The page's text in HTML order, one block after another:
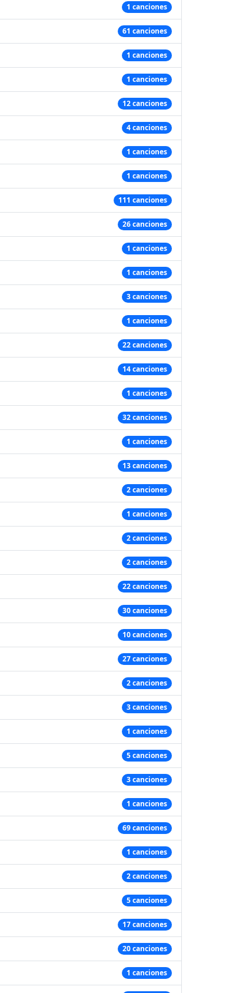
1 canciones
61 canciones
1 canciones
1 canciones
12 canciones
4 canciones
1 canciones
1 canciones
111 canciones
26 canciones
1 canciones
1 canciones
3 canciones
1 canciones
22 canciones
14 canciones
1 canciones
32 canciones
1 canciones
13 canciones
2 canciones
1 canciones
2 canciones
2 canciones
22 canciones
30 canciones
10 canciones
27 canciones
2 canciones
3 canciones
1 canciones
5 canciones
3 canciones
1 canciones
69 canciones
1 canciones
2 canciones
5 canciones
17 canciones
20 canciones
1 canciones